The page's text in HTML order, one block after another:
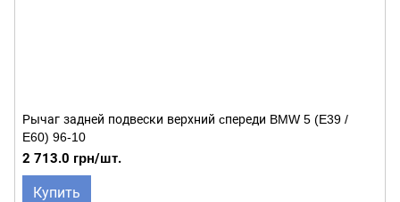
Рычаг задней подвески верхний cпереди BMW 5 (E39 /
E60) 96-10
2 713.0 грн/шт.
Купить